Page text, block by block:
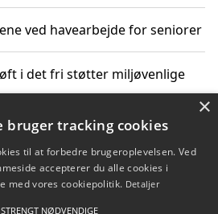
ved havearbejde for seniorer
i det fri støtter miljøvenlige
for familien og naturen
×
bruger tracking cookies
til at forbedre brugeroplevelsen. Ved
accepterer du alle cookies i
med vores cookiepolitik. Detaljer
STRENGT NØDVENDIGE